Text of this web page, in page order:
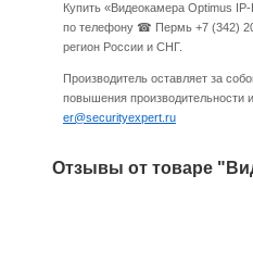
Купить «Видеокамера Optimus
по телефону ☎ Пермь +7 (342)
регион России и СНГ.
Производитель оставляет за
повышения производительности
er@securityexpert.ru
Отзывы от товаре